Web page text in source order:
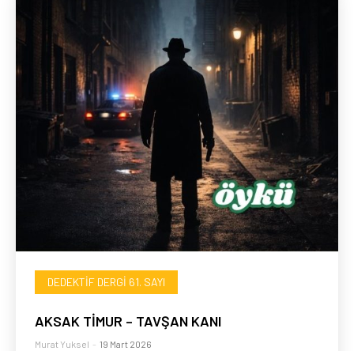
DEDEKTIF DERGI 61. SAYI
AKSAK TİMUR – TAVŞAN KANI
Murat Yuksel - 19 Mart 2026